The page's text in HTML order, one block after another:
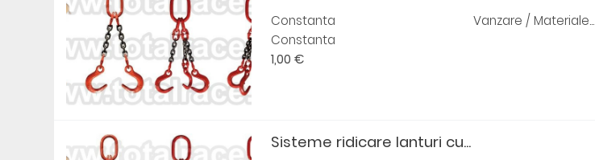
Constanta
Constanta
1,00 €
Vanzare / Materiale...
Sisteme ridicare lanturi cu...